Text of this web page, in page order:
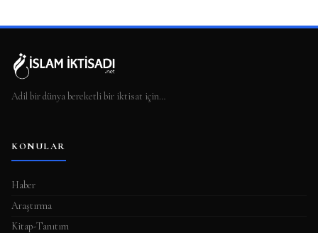
Adil bir dünya bereketli bir iktisat için…
KONULAR
Haber
Araştırma
Kitap-Tanıtım